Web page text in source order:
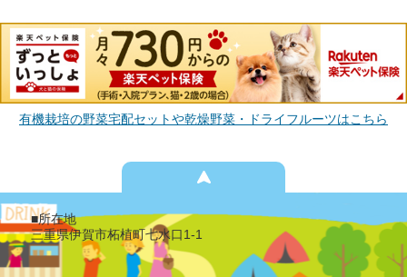
有機栽培の野菜宅配セットや乾燥野菜・ドライフルーツはこちら
■所在地
三重県伊賀市柘植町七水口1-1